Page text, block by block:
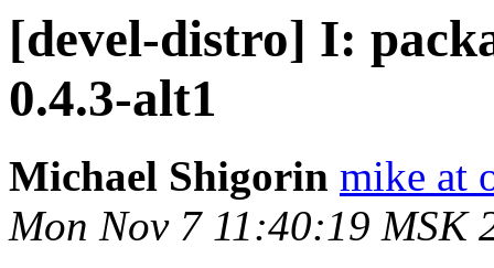
[devel-distro] I:
0.4.3-alt1
Michael Shigorin mike at
Mon Nov 7 11:40:19 MSK